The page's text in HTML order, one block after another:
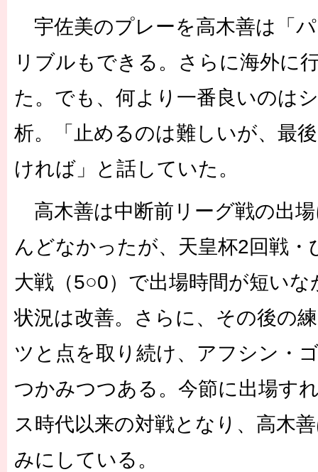
宇佐美のプレーを高木善は「
リブルもできる。さらに海外に
た。でも、何より一番良いのは
析。「止めるのは難しいが、最
ければ」と話していた。
高木善は中断前リーグ戦の出
んどなかったが、天皇杯2回戦
大戦（5○0）で出場時間が短い
状況は改善。さらに、その後の
ツと点を取り続け、アフシン・
つかみつつある。今節に出場す
ス時代以来の対戦となり、高木
みにしている。